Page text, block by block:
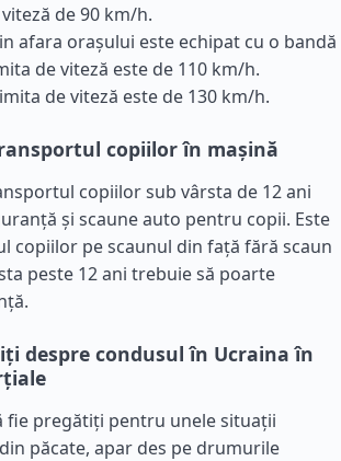
de 90 km/h.
afara orașului este echipat cu o bandă
de viteză este de 110 km/h.
de viteză este de 130 km/h.
copiilor în mașină
copiilor sub vârsta de 12 ani
și scaune auto pentru copii. Este
copiilor pe scaunul din față fără scaun
peste 12 ani trebuie să poarte
despre condusul în Ucraina în
fie pregătiți pentru unele situații
păcate, apar des pe drumurile